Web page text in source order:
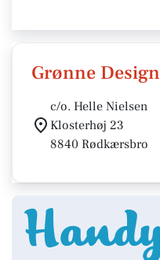
Grønne Design
c/o. Helle Nielsen
Klosterhøj 23
8840 Rødkærsbro